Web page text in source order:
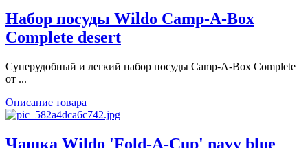
Набор посуды Wildo Camp-A-Box
Complete desert
Суперудобный и легкий набор посуды Camp-A-Box Complete
от ...
Описание товара
Чашка Wildo 'Fold-A-Cup' navy blue